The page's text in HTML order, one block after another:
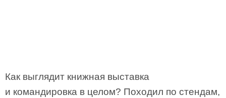
Как выглядит книжная выставка
и командировка в целом? Походил по стендам,